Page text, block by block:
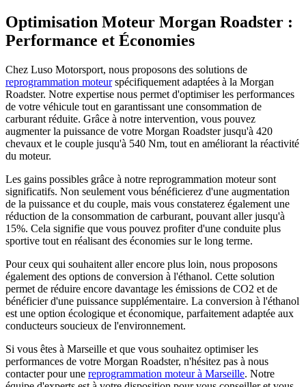
Optimisation Moteur Morgan Roadster :
Performance et Économies
Chez Luso Motorsport, nous proposons des solutions de
reprogrammation moteurspécifiquement adaptées à la Morgan
Roadster. Notre expertise nous permet d'optimiser les performances
de votre véhicule tout en garantissant une consommation de
carburant réduite. Grâce à notre intervention, vous pouvez
augmenter la puissance de votre Morgan Roadster jusqu'à 420
chevaux et le couple jusqu'à 540 Nm, tout en améliorant la réactivité
du moteur.
Les gains possibles grâce à notre reprogrammation moteur sont
significatifs. Non seulement vous bénéficierez d'une augmentation
de la puissance et du couple, mais vous constaterez également une
réduction de la consommation de carburant, pouvant aller jusqu'à
15%. Cela signifie que vous pouvez profiter d'une conduite plus
sportive tout en réalisant des économies sur le long terme.
Pour ceux qui souhaitent aller encore plus loin, nous proposons
également des options de conversion à l'éthanol. Cette solution
permet de réduire encore davantage les émissions de CO2 et de
bénéficier d'une puissance supplémentaire. La conversion à l'éthanol
est une option écologique et économique, parfaitement adaptée aux
conducteurs soucieux de l'environnement.
Si vous êtes à Marseille et que vous souhaitez optimiser les
performances de votre Morgan Roadster, n'hésitez pas à nous
contacter pour une reprogrammation moteur à Marseille. Notre